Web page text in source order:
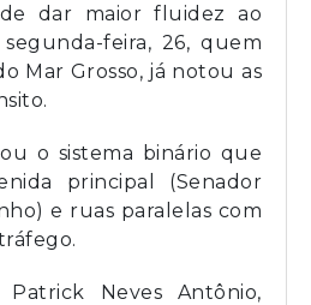
dar maior fluidez ao
feira, 26, quem
Mar Grosso, já notou as
o sistema binário que
principal (Senador
e ruas paralelas com
Neves Antônio,